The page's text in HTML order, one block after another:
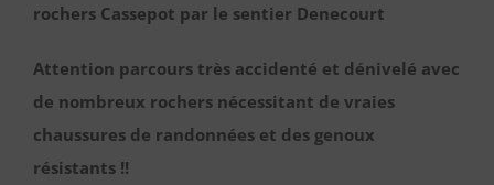
rochers Cassepot par le sentier Denecourt
Attention parcours très accidenté et dénivelé avec
de nombreux rochers nécessitant de vraies
chaussures de randonnées et des genoux
résistants !!